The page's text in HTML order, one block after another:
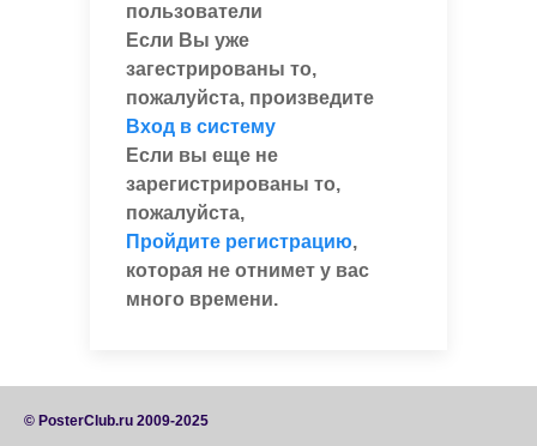
пользователи
Если Вы уже
загестрированы то,
пожалуйста, произведите
Вход в систему
Если вы еще не
зарегистрированы то,
пожалуйста,
Пройдите регистрацию,
которая не отнимет у вас
много времени.
© PosterClub.ru 2009-2025